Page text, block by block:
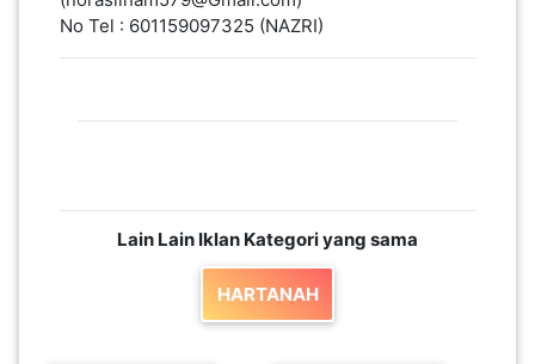
No Tel : 601159097325 (NAZRI)
Lain Lain Iklan Kategori yang sama
HARTANAH